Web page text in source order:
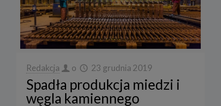
Redakcja o 23 grudnia 2019
Spadła produkcja miedzi i
węgla kamiennego